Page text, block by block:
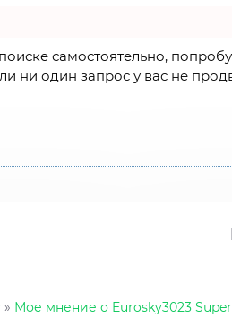
самостоятельно,
ни один запрос у вас не
» Мое мнение о Eurosky3023 Super